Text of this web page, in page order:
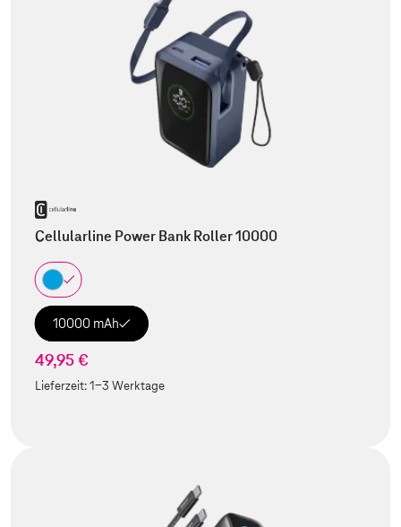
Cellularline Power Bank Roller 10000
10000 mAh
49,95 €
Lieferzeit:1-3 Werktage